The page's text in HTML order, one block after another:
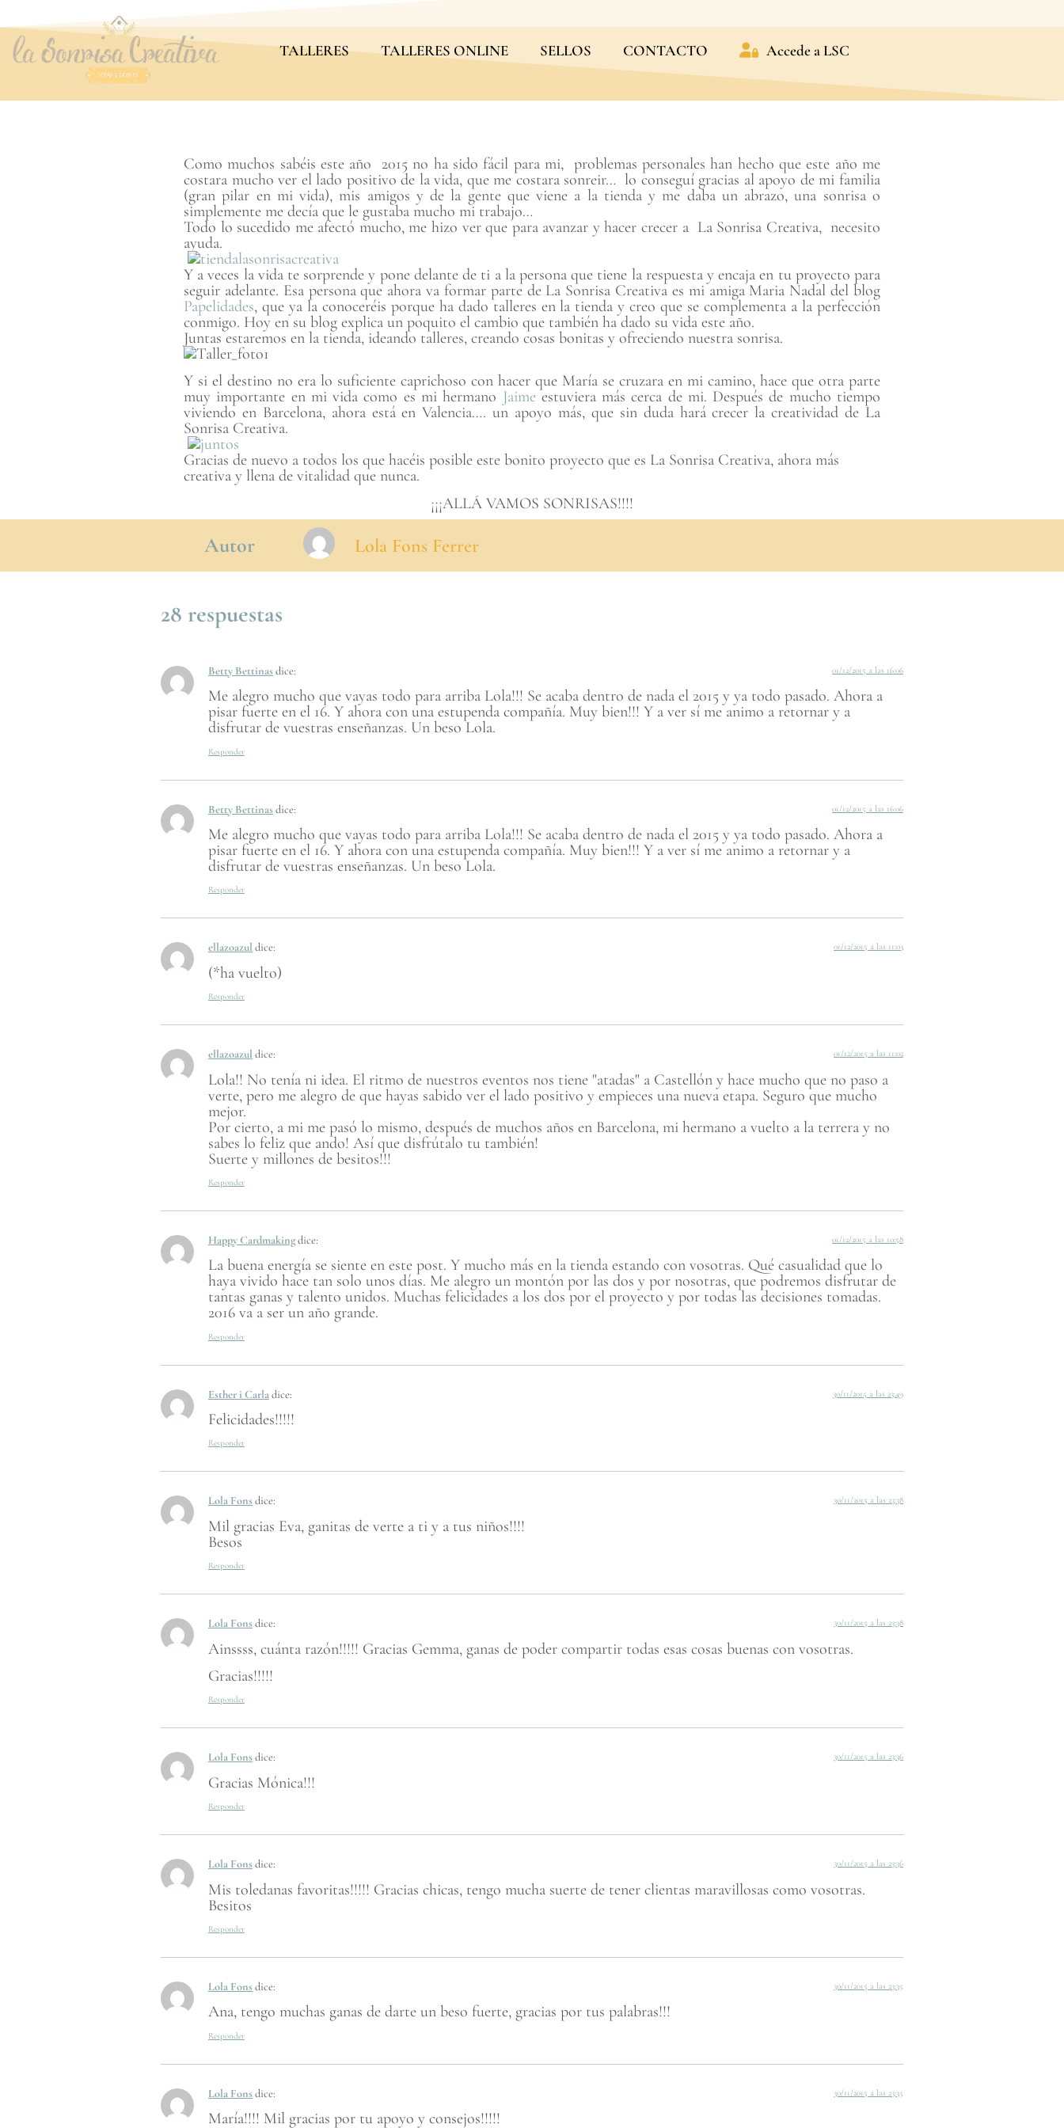
TALLERES TALLERES ONLINE SELLOS CONTACTO Accede a LSC
Como muchos sabéis este año 2015 no ha sido fácil para mi, problemas personales han hecho que este año me
costara mucho ver el lado positivo de la vida, que me costara sonreir… lo conseguí gracias al apoyo de mi familia
(gran pilar en mi vida), mis amigos y de la gente que viene a la tienda y me daba un abrazo, una sonrisa o
simplemente me decía que le gustaba mucho mi trabajo…
Todo lo sucedido me afectó mucho, me hizo ver que para avanzar y hacer crecer a La Sonrisa Creativa, necesito
ayuda.
Y a veces la vida te sorprende y pone delante de ti a la persona que tiene la respuesta y encaja en tu proyecto para
seguir adelante. Esa persona que ahora va formar parte de La Sonrisa Creativa es mi amiga Maria Nadal del blog
Papelidades, que ya la conoceréis porque ha dado talleres en la tienda y creo que se complementa a la perfección
conmigo. Hoy en su blog explica un poquito el cambio que también ha dado su vida este año.
Juntas estaremos en la tienda, ideando talleres, creando cosas bonitas y ofreciendo nuestra sonrisa.
Y si el destino no era lo suficiente caprichoso con hacer que María se cruzara en mi camino, hace que otra parte
muy importante en mi vida como es mi hermano Jaimeestuviera más cerca de mi. Después de mucho tiempo
viviendo en Barcelona, ahora está en Valencia…. un apoyo más, que sin duda hará crecer la creatividad de La
Sonrisa Creativa.
Gracias de nuevo a todos los que hacéis posible este bonito proyecto que es La Sonrisa Creativa, ahora más
creativa y llena de vitalidad que nunca.
¡¡¡ALLÁ VAMOS SONRISAS!!!!
Autor Lola Fons Ferrer
28 respuestas
Betty Bettinasdice: 01/12/2015 a las 16:06
Me alegro mucho que vayas todo para arriba Lola!!! Se acaba dentro de nada el 2015 y ya todo pasado. Ahora a
pisar fuerte en el 16. Y ahora con una estupenda compañía. Muy bien!!! Y a ver sí me animo a retornar y a
disfrutar de vuestras enseñanzas. Un beso Lola.
Responder
Betty Bettinasdice: 01/12/2015 a las 16:06
Me alegro mucho que vayas todo para arriba Lola!!! Se acaba dentro de nada el 2015 y ya todo pasado. Ahora a
pisar fuerte en el 16. Y ahora con una estupenda compañía. Muy bien!!! Y a ver sí me animo a retornar y a
disfrutar de vuestras enseñanzas. Un beso Lola.
Responder
ellazoazul dice: 01/12/2015 a las 11:03
(*ha vuelto)
Responder
ellazoazul dice: 01/12/2015 a las 11:02
Lola!! No tenía ni idea. El ritmo de nuestros eventos nos tiene "atadas" a Castellón y hace mucho que no paso a
verte, pero me alegro de que hayas sabido ver el lado positivo y empieces una nueva etapa. Seguro que mucho
mejor.
Por cierto, a mi me pasó lo mismo, después de muchos años en Barcelona, mi hermano a vuelto a la terrera y no
sabes lo feliz que ando! Así que disfrútalo tu también!
Suerte y millones de besitos!!!
Responder
Happy Cardmakingdice: 01/12/2015 a las 10:58
La buena energía se siente en este post. Y mucho más en la tienda estando con vosotras. Qué casualidad que lo
haya vivido hace tan solo unos días. Me alegro un montón por las dos y por nosotras, que podremos disfrutar de
tantas ganas y talento unidos. Muchas felicidades a los dos por el proyecto y por todas las decisiones tomadas.
2016 va a ser un año grande.
Responder
Esther i Carladice: 30/11/2015 a las 23:49
Felicidades!!!!!
Responder
Lola Fonsdice: 30/11/2015 a las 23:38
Mil gracias Eva, ganitas de verte a ti y a tus niños!!!!
Besos
Responder
Lola Fonsdice: 30/11/2015 a las 23:38
Ainssss, cuánta razón!!!!! Gracias Gemma, ganas de poder compartir todas esas cosas buenas con vosotras.
Gracias!!!!!
Responder
Lola Fonsdice: 30/11/2015 a las 23:36
Gracias Mónica!!!
Responder
Lola Fonsdice: 30/11/2015 a las 23:36
Mis toledanas favoritas!!!!! Gracias chicas, tengo mucha suerte de tener clientas maravillosas como vosotras.
Besitos
Responder
Lola Fonsdice: 30/11/2015 a las 23:35
Ana, tengo muchas ganas de darte un beso fuerte, gracias por tus palabras!!!
Responder
Lola Fonsdice: 30/11/2015 a las 23:35
María!!!! Mil gracias por tu apoyo y consejos!!!!!